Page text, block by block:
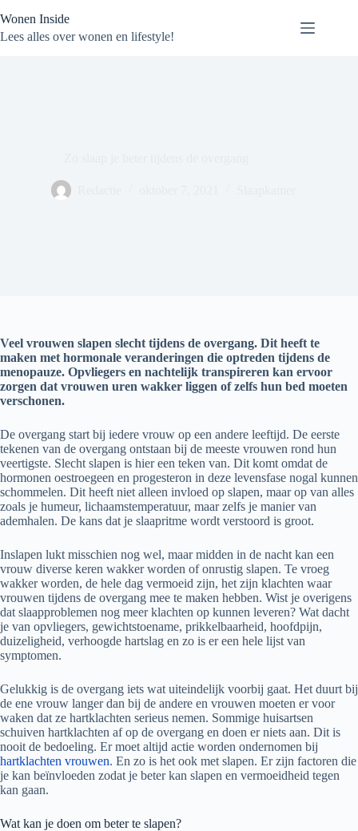
naar
de
Wonen Inside
Lees alles over wonen en lifestyle!
Veel vrouwen slapen slecht tijdens de overgang. Dit heeft te
maken met hormonale veranderingen die optreden tijdens de
menopauze. Opvliegers en nachtelijk transpireren kan ervoor
zorgen dat vrouwen uren wakker liggen of zelfs hun bed moeten
verschonen.
De overgang start bij iedere vrouw op een andere leeftijd. De eerste
tekenen van de overgang ontstaan bij de meeste vrouwen rond hun
veertigste. Slecht slapen is hier een teken van. Dit komt omdat de
hormonen oestroegeen en progesteron in deze levensfase nogal kunnen
schommelen. Dit heeft niet alleen invloed op slapen, maar op van alles
zoals je humeur, lichaamstemperatuur, maar zelfs je manier van
ademhalen. De kans dat je slaapritme wordt verstoord is groot.
Inslapen lukt misschien nog wel, maar midden in de nacht kan een
vrouw diverse keren wakker worden of onrustig slapen. Te vroeg
wakker worden, de hele dag vermoeid zijn, het zijn klachten waar
vrouwen tijdens de overgang mee te maken hebben. Wist je overigens
dat slaapproblemen nog meer klachten op kunnen leveren? Wat dacht
je van opvliegers, gewichtstoename, prikkelbaarheid, hoofdpijn,
duizeligheid, verhoogde hartslag en zo is er een hele lijst van
symptomen.
Gelukkig is de overgang iets wat uiteindelijk voorbij gaat. Het duurt bij
de ene vrouw langer dan bij de andere en vrouwen moeten er voor
waken dat ze hartklachten serieus nemen. Sommige huisartsen
schuiven hartklachten af op de overgang en doen er niets aan. Dit is
nooit de bedoeling. Er moet altijd actie worden ondernomen bij
hartklachten vrouwen. En zo is het ook met slapen. Er zijn factoren die
je kan beïnvloeden zodat je beter kan slapen en vermoeidheid tegen
kan gaan.
Wat kan je doen om beter te slapen?